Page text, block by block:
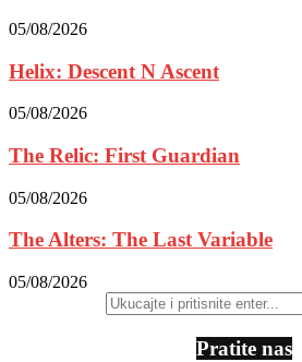
05/08/2026
Helix: Descent N Ascent
05/08/2026
The Relic: First Guardian
05/08/2026
The Alters: The Last Variable
05/08/2026
Pratite nas